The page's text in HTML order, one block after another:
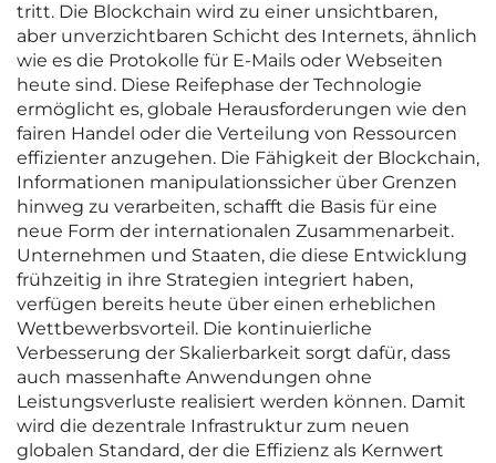
tritt. Die Blockchain wird zu einer unsichtbaren,
aber unverzichtbaren Schicht des Internets, ähnlich
wie es die Protokolle für E-Mails oder Webseiten
heute sind. Diese Reifephase der Technologie
ermöglicht es, globale Herausforderungen wie den
fairen Handel oder die Verteilung von Ressourcen
effizienter anzugehen. Die Fähigkeit der Blockchain,
Informationen manipulationssicher über Grenzen
hinweg zu verarbeiten, schafft die Basis für eine
neue Form der internationalen Zusammenarbeit.
Unternehmen und Staaten, die diese Entwicklung
frühzeitig in ihre Strategien integriert haben,
verfügen bereits heute über einen erheblichen
Wettbewerbsvorteil. Die kontinuierliche
Verbesserung der Skalierbarkeit sorgt dafür, dass
auch massenhafte Anwendungen ohne
Leistungsverluste realisiert werden können. Damit
wird die dezentrale Infrastruktur zum neuen
globalen Standard, der die Effizienz als Kernwert